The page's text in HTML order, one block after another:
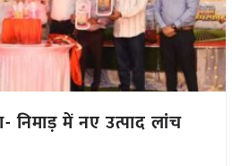
निमाड़ में नए उत्पाद लांच